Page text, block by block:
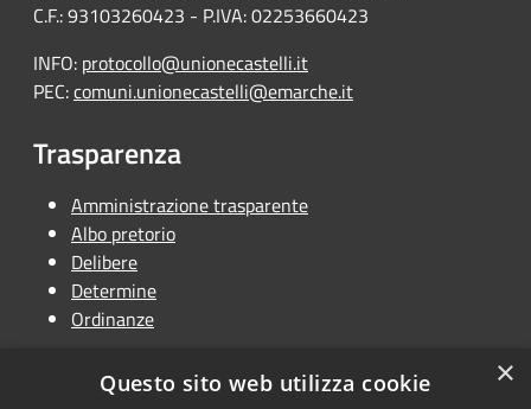
C.F.: 93103260423 - P.IVA: 02253660423
INFO: protocollo@unionecastelli.it
PEC:comuni.unionecastelli@emarche.it
Trasparenza
Amministrazione trasparente
Albo pretorio
Delibere
Determine
Ordinanze
×
Questo sito web utilizza cookie